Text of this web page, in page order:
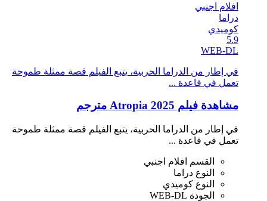
افلام اجنبي
دراما
كوميدي
5.9
WEB-DL
في إطار من الدراما الحربية، يتبع الفيلم قصة ممثلة طموحة
تعمل في قاعدة ...
مشاهدة فيلم Atropia 2025 مترجم
في إطار من الدراما الحربية، يتبع الفيلم قصة ممثلة طموحة
تعمل في قاعدة ...
القسم
افلام اجنبي
النوع دراما
النوع كوميدي
الجودة WEB-DL